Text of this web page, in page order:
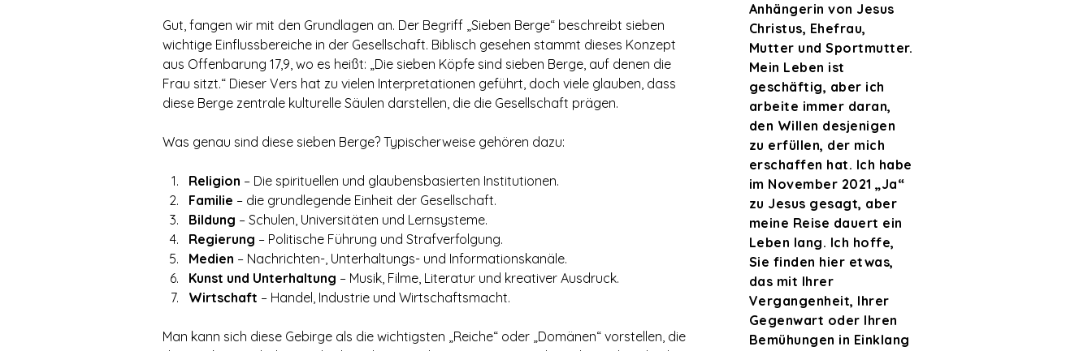
Gut, fangen wir mit den Grundlagen an. Der Begriff „Sieben Berge“ beschreibt sieben
wichtige Einflussbereiche in der Gesellschaft. Biblisch gesehen stammt dieses Konzept
aus Offenbarung 17,9, wo es heißt: „Die sieben Köpfe sind sieben Berge, auf denen die
Frau sitzt.“ Dieser Vers hat zu vielen Interpretationen geführt, doch viele glauben, dass
diese Berge zentrale kulturelle Säulen darstellen, die die Gesellschaft prägen.
Was genau sind diese sieben Berge? Typischerweise gehören dazu:
Religion – Die spirituellen und glaubensbasierten Institutionen.
Familie – die grundlegende Einheit der Gesellschaft.
Bildung – Schulen, Universitäten und Lernsysteme.
Regierung – Politische Führung und Strafverfolgung.
Medien – Nachrichten-, Unterhaltungs- und Informationskanäle.
Kunst und Unterhaltung – Musik, Filme, Literatur und kreativer Ausdruck.
Wirtschaft – Handel, Industrie und Wirtschaftsmacht.
Man kann sich diese Gebirge als die wichtigsten „Reiche“ oder „Domänen“ vorstellen, die
Anhängerin von Jesus
Christus, Ehefrau,
Mutter und Sportmutter.
Mein Leben ist
geschäftig, aber ich
arbeite immer daran,
den Willen desjenigen
zu erfüllen, der mich
erschaffen hat. Ich habe
im November 2021 „Ja“
zu Jesus gesagt, aber
meine Reise dauert ein
Leben lang. Ich hoffe,
Sie finden hier etwas,
das mit Ihrer
Vergangenheit, Ihrer
Gegenwart oder Ihren
Bemühungen in Einklang